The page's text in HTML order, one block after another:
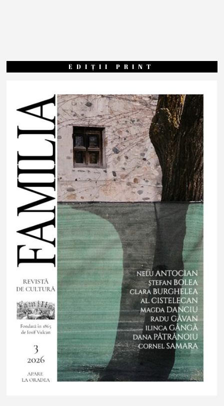
EDIȚII PRINT